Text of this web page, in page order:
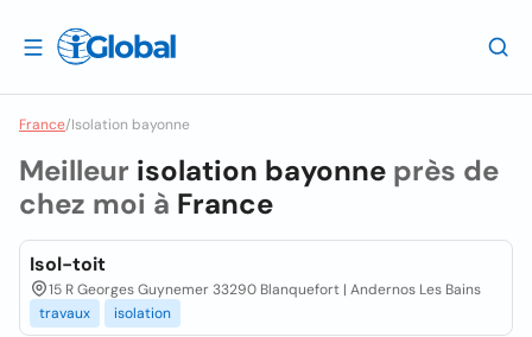
France/Isolation bayonne
Meilleur isolation bayonne près de
chez moi à France
Isol-toit
15 R Georges Guynemer 33290 Blanquefort | Andernos Les Bains
travaux
isolation